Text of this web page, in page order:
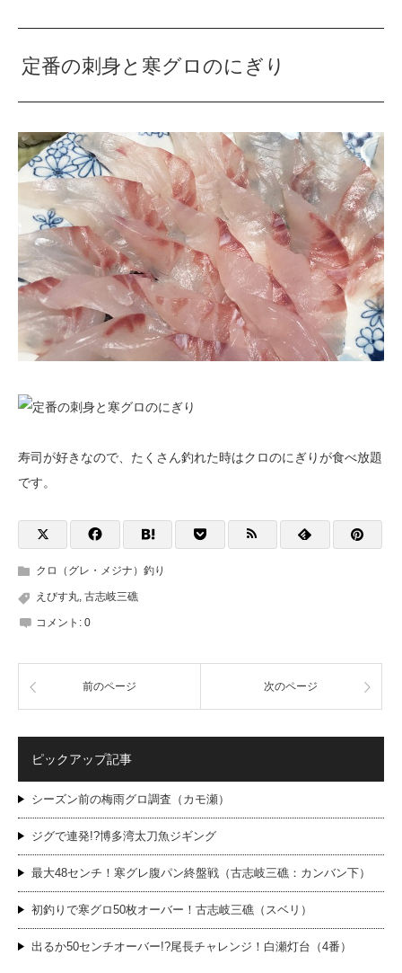
定番の刺身と寒グロのにぎり
寿司が好きなので、たくさん釣れた時はクロのにぎりが食べ放題
です。
クロ（グレ・メジナ）釣り
えびす丸, 古志岐三礁
コメント: 0
前のページ 次のページ
ピックアップ記事
シーズン前の梅雨グロ調査（カモ瀬）
ジグで連発!?博多湾太刀魚ジギング
最大48センチ！寒グレ腹パン終盤戦（古志岐三礁：カンバン下）
初釣りで寒グロ50枚オーバー！古志岐三礁（スベリ）
出るか50センチオーバー!?尾長チャレンジ！白瀬灯台（4番）